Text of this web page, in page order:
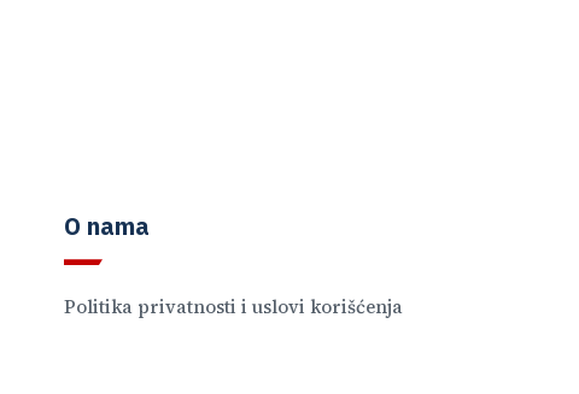
O nama
Politika privatnosti i uslovi korišćenja